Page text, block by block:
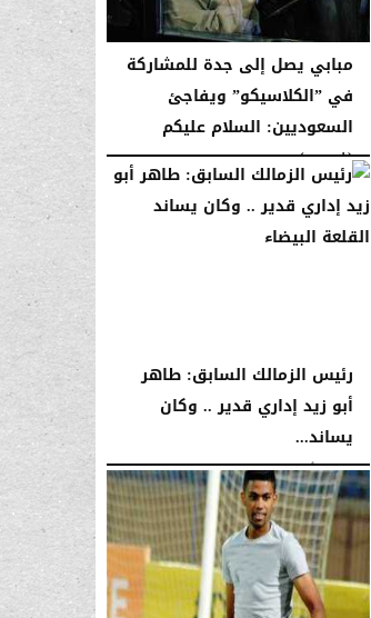
مبابي يصل إلى جدة للمشاركة
في ”الكلاسيكو” ويفاجئ
السعوديين: السلام عليكم
(فيديو)
رئيس الزمالك السابق: طاهر
أبو زيد إداري قدير .. وكان
يساند...
الجمعة، 2 أغسطس 2024 01:50 صـ